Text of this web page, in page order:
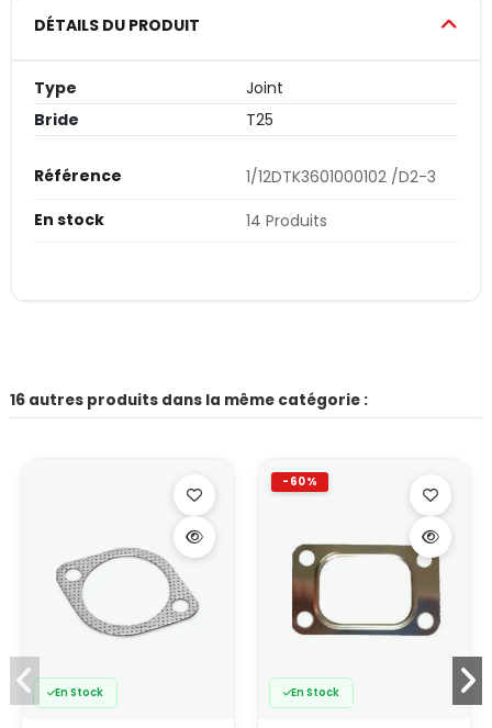
DÉTAILS DU PRODUIT
Type
Joint
Bride
T25
Référence
1/12DTK3601000102 /D2-3
En stock
14 Produits
16 autres produits dans la même catégorie :
En Stock
-60%
En Stock